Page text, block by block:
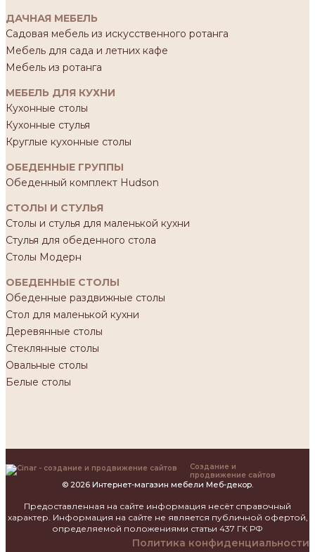
ДАЧНАЯ МЕБЕЛЬ
Садовая мебель из искусственного ротанга
Мебель для сада и летних кафе
Мебель из ротанга
МЕБЕЛЬ ДЛЯ КУХНИ
Кухонные столы
Кухонные стулья
Круглые кухонные столы
ОБЕДЕННЫЕ ГРУППЫ
Обеденный комплект Hudson
СТОЛЫ И СТУЛЬЯ
Столы и стулья для маленькой кухни
Стулья для обеденного стола
Столы Модерн
ОБЕДЕННЫЕ СТОЛЫ
Обеденные раздвижные столы
Стол для маленькой кухни
Деревянные столы
Стеклянные столы
Овальные столы
Белые столы
Создание и
продвижение сайтов
© 2026 Интернет-магазин мебели Меб-декор.
Предоставленная на сайте информация несёт справочный
характер. Информация на сайте не является публичной офертой,
определяемой положениями статьи 437 ГК РФ
Политика конфиденциальности